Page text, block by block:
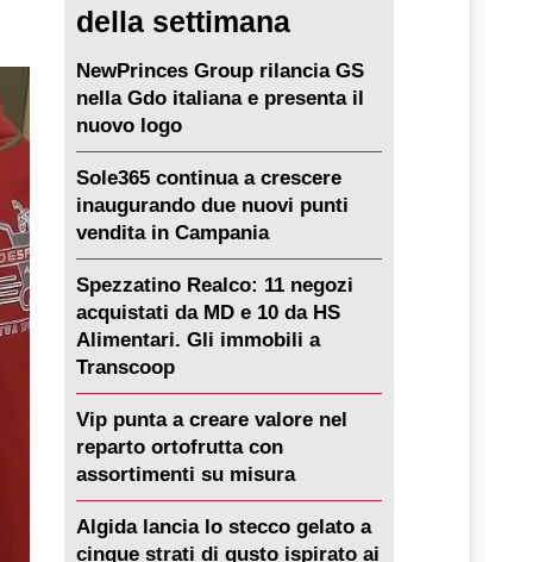
della settimana
NewPrinces Group rilancia GS
nella Gdo italiana e presenta il
nuovo logo
Sole365 continua a crescere
inaugurando due nuovi punti
vendita in Campania
Spezzatino Realco: 11 negozi
acquistati da MD e 10 da HS
Alimentari. Gli immobili a
Transcoop
Vip punta a creare valore nel
reparto ortofrutta con
assortimenti su misura
Algida lancia lo stecco gelato a
cinque strati di gusto ispirato ai